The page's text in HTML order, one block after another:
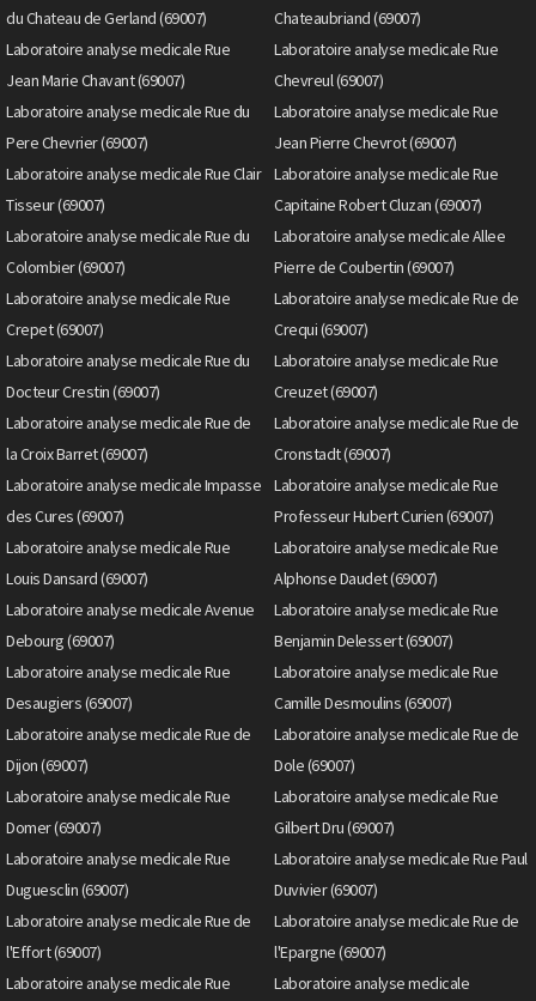
du Chateau de Gerland (69007)
Chateaubriand (69007)
Laboratoire analyse medicale Rue
Jean Marie Chavant (69007)
Laboratoire analyse medicale Rue
Chevreul (69007)
Laboratoire analyse medicale Rue du
Pere Chevrier (69007)
Laboratoire analyse medicale Rue
Jean Pierre Chevrot (69007)
Laboratoire analyse medicale Rue Clair
Tisseur (69007)
Laboratoire analyse medicale Rue
Capitaine Robert Cluzan (69007)
Laboratoire analyse medicale Rue du
Colombier (69007)
Laboratoire analyse medicale Allee
Pierre de Coubertin (69007)
Laboratoire analyse medicale Rue
Crepet (69007)
Laboratoire analyse medicale Rue de
Crequi (69007)
Laboratoire analyse medicale Rue du
Docteur Crestin (69007)
Laboratoire analyse medicale Rue
Creuzet (69007)
Laboratoire analyse medicale Rue de
la Croix Barret (69007)
Laboratoire analyse medicale Rue de
Cronstadt (69007)
Laboratoire analyse medicale Impasse
des Cures (69007)
Laboratoire analyse medicale Rue
Professeur Hubert Curien (69007)
Laboratoire analyse medicale Rue
Louis Dansard (69007)
Laboratoire analyse medicale Rue
Alphonse Daudet (69007)
Laboratoire analyse medicale Avenue
Debourg (69007)
Laboratoire analyse medicale Rue
Benjamin Delessert (69007)
Laboratoire analyse medicale Rue
Desaugiers (69007)
Laboratoire analyse medicale Rue
Camille Desmoulins (69007)
Laboratoire analyse medicale Rue de
Dijon (69007)
Laboratoire analyse medicale Rue de
Dole (69007)
Laboratoire analyse medicale Rue
Domer (69007)
Laboratoire analyse medicale Rue
Gilbert Dru (69007)
Laboratoire analyse medicale Rue
Duguesclin (69007)
Laboratoire analyse medicale Rue Paul
Duvivier (69007)
Laboratoire analyse medicale Rue de
l'Effort (69007)
Laboratoire analyse medicale Rue de
l'Epargne (69007)
Laboratoire analyse medicale Rue
Laboratoire analyse medicale